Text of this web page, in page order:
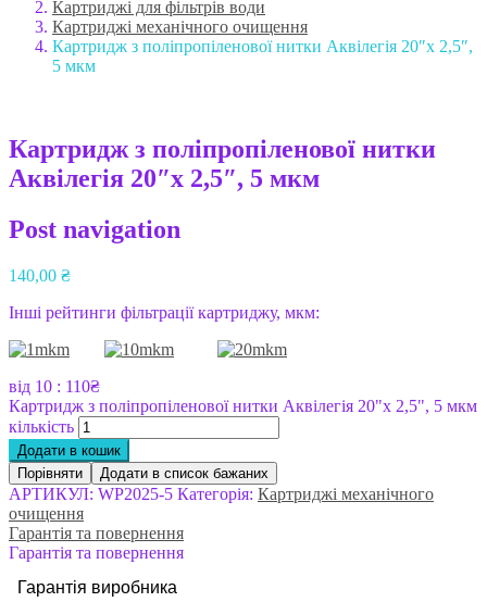
Картриджі для фільтрів води
Картриджі механічного очищення
Картридж з поліпропіленової нитки Аквілегія 20″х 2,5″,
5 мкм
Картридж з поліпропіленової нитки
Аквілегія 20″х 2,5″, 5 мкм
Post navigation
140,00 ₴
Інші рейтинги фільтрації картриджу, мкм:
від 10 : 110₴
Картридж з поліпропіленової нитки Аквілегія 20"х 2,5", 5 мкм
кількість
Додати в кошик
Порівняти
Додати в список бажаних
АРТИКУЛ: WP2025-5 Категорія: Картриджі механічного
очищення
Гарантія та повернення
Гарантія та повернення
Гарантія виробника